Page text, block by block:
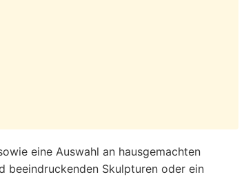
eine Auswahl an hausgemachten
beeindruckenden Skulpturen oder ein